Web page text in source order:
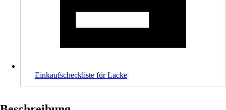
Einkaufscheckliste für Lacke